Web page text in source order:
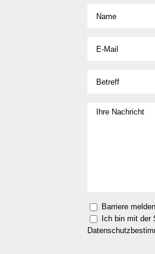
Barriere melden
Ich bin mit der